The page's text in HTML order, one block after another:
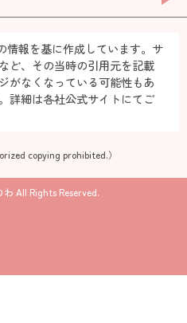
情報を基に作成しています。サ
ど、その当時の引用元を記載
がなくなっている可能性もあ
詳細は各社公式サイトにてご
copying prohibited.）
わ All Rights Reserved.